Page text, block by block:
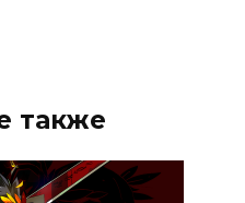
также